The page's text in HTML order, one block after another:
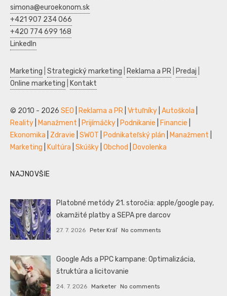
simona@euroekonom.sk
+421 907 234 066
+420 774 699 168
LinkedIn
Marketing Strategický marketing Reklama a PR Predaj
Online marketing
Kontakt
© 2010 - 2026 SEO Reklama a PR Vrtuľníky Autoškola
Reality
Manažment Prijímáčky Podnikanie Financie
Ekonomika
Zdravie SWOT Podnikateľský plán Manažment
Marketing
Kultúra Skúšky Obchod Dovolenka
NAJNOVŠIE
Platobné metódy 21. storočia: apple/google pay,
okamžité platby a SEPA pre darcov
27. 7. 2026 Peter Kráľ No comments
Google Ads a PPC kampane: Optimalizácia,
štruktúra a licitovanie
24. 7. 2026 Marketer No comments